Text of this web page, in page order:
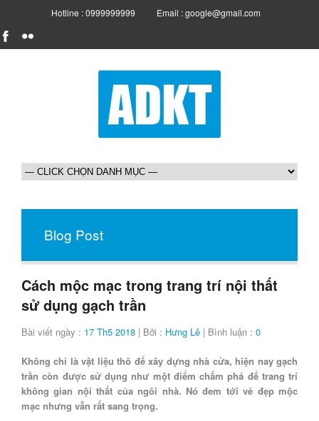
Hotline : 0999999999 Email : google@gmail.com
Blog Post
Cách mộc mạc trong trang trí nội thất
sử dụng gạch trần
Bài viết ngày : 17 Th5 2018 | Bởi : Hưng Lê | Bình luận : 0
Không chỉ là vật liệu thô để xây dựng nhà cửa, hiện nay gạch
trần còn được sử dụng như một điểm chấm phá để trang trí
không gian nội thất của ngôi nhà. Nó đem tới vẻ đẹp mộc
mạc nhưng vẫn rất sang trọng.